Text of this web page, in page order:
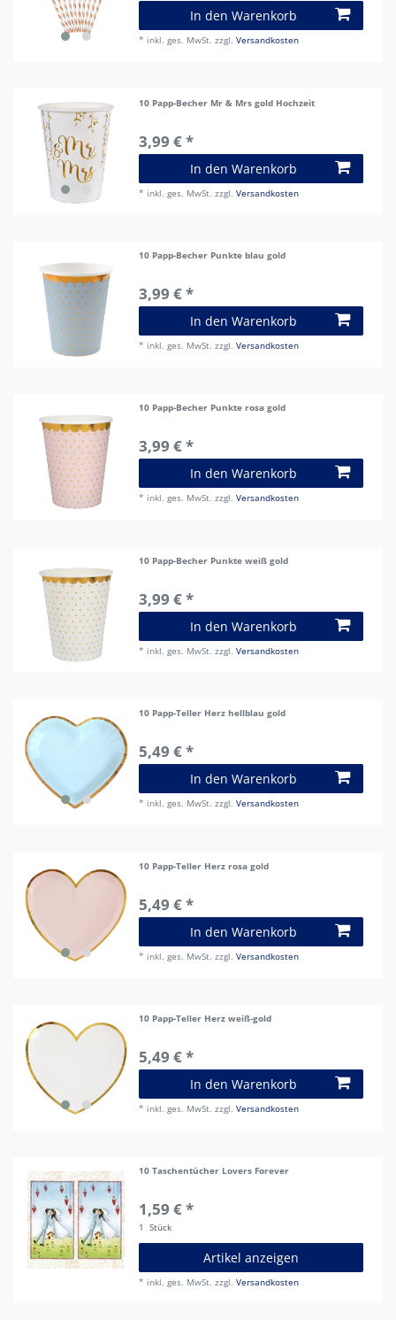
In den Warenkorb
* inkl. ges. MwSt. zzgl.Versandkosten
10 Papp-Becher Mr & Mrs gold Hochzeit
3,99 € *
In den Warenkorb
* inkl. ges. MwSt. zzgl.Versandkosten
10 Papp-Becher Punkte blau gold
3,99 € *
In den Warenkorb
* inkl. ges. MwSt. zzgl.Versandkosten
10 Papp-Becher Punkte rosa gold
3,99 € *
In den Warenkorb
* inkl. ges. MwSt. zzgl.Versandkosten
10 Papp-Becher Punkte weiß gold
3,99 € *
In den Warenkorb
* inkl. ges. MwSt. zzgl.Versandkosten
10 Papp-Teller Herz hellblau gold
5,49 € *
In den Warenkorb
* inkl. ges. MwSt. zzgl.Versandkosten
10 Papp-Teller Herz rosa gold
5,49 € *
In den Warenkorb
* inkl. ges. MwSt. zzgl.Versandkosten
10 Papp-Teller Herz weiß-gold
5,49 € *
In den Warenkorb
* inkl. ges. MwSt. zzgl.Versandkosten
10 Taschentücher Lovers Forever
1,59 € *
1 Stück
Artikel anzeigen
* inkl. ges. MwSt. zzgl.Versandkosten